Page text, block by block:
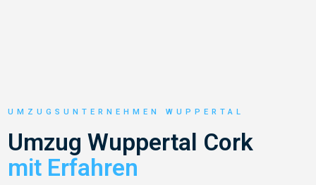
UMZUGSUNTERNEHMEN WUPPERTAL
Umzug Wuppertal Cork
mit Erfahren